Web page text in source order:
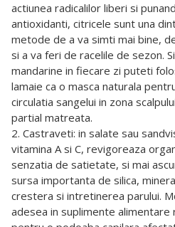
actiunea radicalilor liberi si
antioxidanti, citricele sunt una
metode de a va simti mai bine,
si a va feri de racelile de sezon.
mandarine in fiecare zi puteti
lamaie ca o masca naturala
circulatia sangelui in zona
partial matreata.
2. Castraveti: in salate sau
vitamina A si C, revigoreaza
senzatia de satietate, si mai
sursa importanta de silica,
crestera si intretinerea parului.
adesea in suplimente alimentare